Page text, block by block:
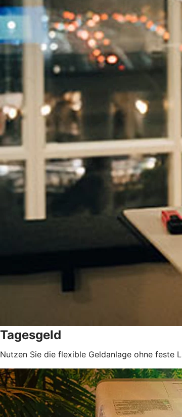
Tagesgeld
Nutzen Sie die flexible Geldanlage ohne feste